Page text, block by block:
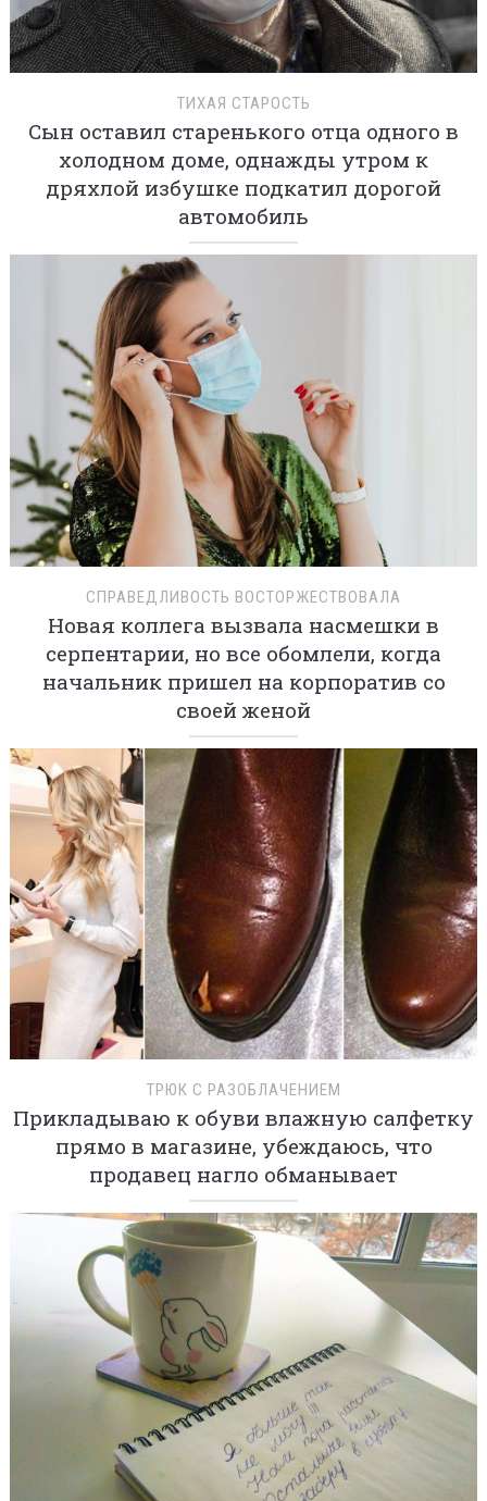
ТИХАЯ СТАРОСТЬ
Сын оставил старенького отца одного в
холодном доме, однажды утром к
дряхлой избушке подкатил дорогой
автомобиль
СПРАВЕДЛИВОСТЬ ВОСТОРЖЕСТВОВАЛА
Новая коллега вызвала насмешки в
серпентарии, но все обомлели, когда
начальник пришел на корпоратив со
своей женой
ТРЮК С РАЗОБЛАЧЕНИЕМ
Прикладываю к обуви влажную салфетку
прямо в магазине, убеждаюсь, что
продавец нагло обманывает